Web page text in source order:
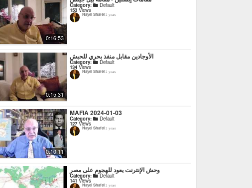
0:16:53
Category: Default
153 Views
Nayel Shafei 2 years
0:15:31
الأوجادين مقابل منفذ بحري للحبش
Category: Default
134 Views
Nayel Shafei 2 years
0:10:11
MAFIA 2024-01-03
Category: Default
127Views
Nayel Shafei 2 years
وحش الإنترنت يعود للهجوم على مصر
Category: Default
141 Views
Nayel Shafei 2 years